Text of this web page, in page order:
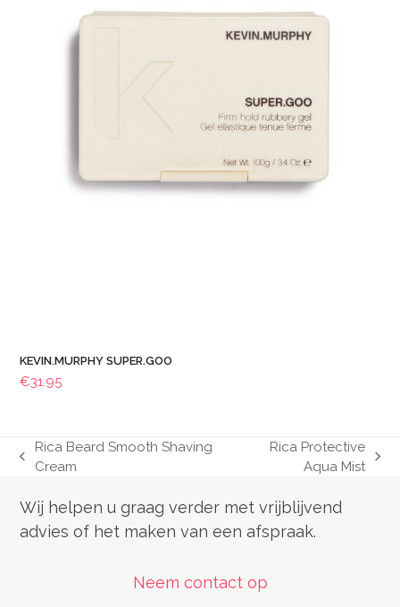
KEVIN.MURPHY SUPER.GOO
€31.95
previous
Rica Beard Smooth Shaving
Cream
Rica Protective
Aqua Mist
Wij helpen u graag verder met vrijblijvend
advies of het maken van een afspraak.
Neem contact op